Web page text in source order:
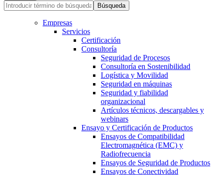
Búsqueda
Empresas
Servicios
Certificación
Consultoría
Seguridad de Procesos
Consultoría en Sostenibilidad
Logística y Movilidad
Seguridad en máquinas
Seguridad y fiabilidad
organizacional
Artículos técnicos, descargables y
webinars
Ensayo y Certificación de Productos
Ensayos de Compatibilidad
Electromagnética (EMC) y
Radiofrecuencia
Ensayos de Seguridad de Productos
Ensayos de Conectividad